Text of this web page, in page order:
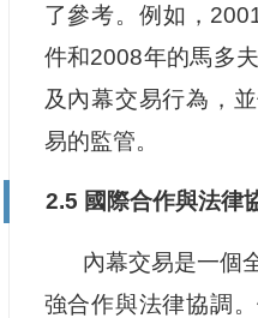
了參考。例如，
件和2008年的馬多
及內幕交易行為，
易的監管。
2.5 國際合作與法律
內幕交易是一個
強合作與法律協調